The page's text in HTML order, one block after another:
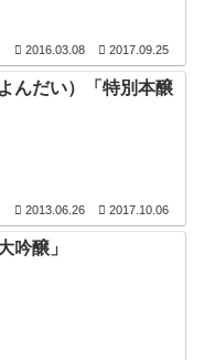
2016.03.08 2017.09.25
んだい）「特別本醸
2013.06.26 2017.10.06
吟醸」